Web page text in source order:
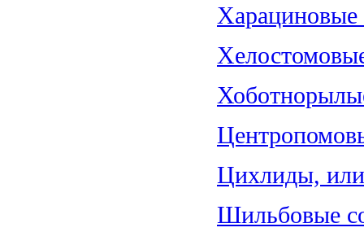
Харациновые
Цихлиды,
Шильбовые